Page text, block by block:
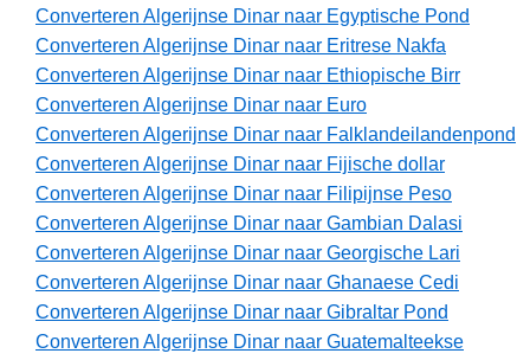
Converteren Algerijnse Dinar naar Egyptische Pond
Converteren Algerijnse Dinar naar Eritrese Nakfa
Converteren Algerijnse Dinar naar Ethiopische Birr
Converteren Algerijnse Dinar naar Euro
Converteren Algerijnse Dinar naar Falklandeilandenpond
Converteren Algerijnse Dinar naar Fijische dollar
Converteren Algerijnse Dinar naar Filipijnse Peso
Converteren Algerijnse Dinar naar Gambian Dalasi
Converteren Algerijnse Dinar naar Georgische Lari
Converteren Algerijnse Dinar naar Ghanaese Cedi
Converteren Algerijnse Dinar naar Gibraltar Pond
Converteren Algerijnse Dinar naar Guatemalteekse